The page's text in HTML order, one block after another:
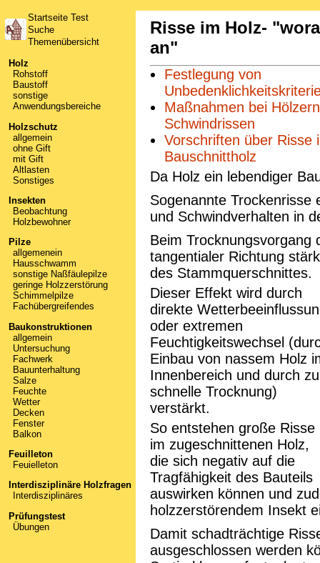
Startseite Test
Suche
Themenübersicht
Holz
Rohstoff
Baustoff
sonstige
Anwendungsbereiche
Holzschutz
allgemein
ohne Gift
mit Gift
Altlasten
Sonstiges
Insekten
Beobachtung
Holzbewohner
Pilze
allgemenein
Hausschwamm
sonstige Naßfäulepilze
geringe Holzzerstörung
Schimmelpilze
Fachübergreifendes
Baukonstruktionen
allgemein
Untersuchung
Fachwerk
Bauunterhaltung
Salze
Feuchte
Wetter
Decken
Fenster
Balkon
Feuilleton
Feuielleton
Interdisziplinäre Holzfragen
Interdisziplinäres
Prüfungstest
Übungen
Risse im Holz-
an"
Festlegung von
Maßnahmen bei
Schwindrissen
Vorschriften über Risse
Bauschnittholz
Da Holz ein lebendiger
Sogenannte Trockenrisse
und Schwindverhalten in
Beim Trocknungsvorgang
tangentialer Richtung
des Stammquerschnittes.
Dieser Effekt wird durch
direkte
oder extremen
Feuchtigkeitswechsel
Einbau von nassem Holz
Innenbereich und durch zu
schnelle Trocknung)
verstärkt.
So entstehen große Risse
im zugeschnittenen Holz,
die sich negativ auf die
Tragfähigkeit des Bauteils
auswirken können und
holzzerstörendem Insekt
Damit schadträchtige
ausgeschlossen werden